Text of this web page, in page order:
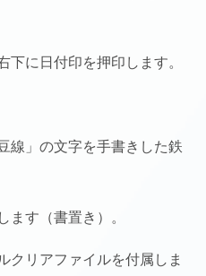
に日付印を押印します。
」の文字を手書きした鉄
す（書置き）。
リアファイルを付属しま